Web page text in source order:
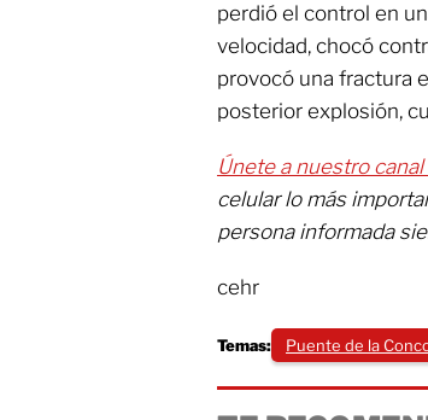
perdió el control en
velocidad, chocó
provocó una fractura
posterior explosión,
Únete a nuestro
celular lo más
persona informada
cehr
Temas: Puente de la